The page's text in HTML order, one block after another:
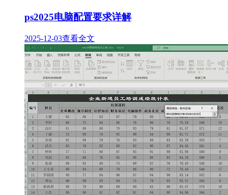
ps2025电脑配置要求详解
2025-12-03查看全文